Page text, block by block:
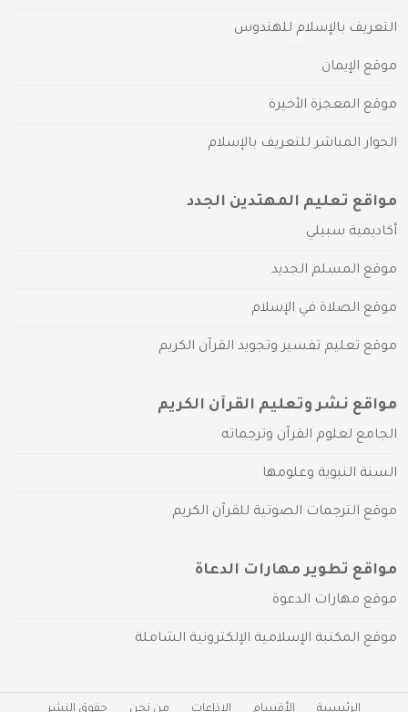
التعريف بالإسلام للهندوس
موقع الإيمان
موقع المعجزة الأخيرة
الحوار المباشر للتعريف بالإسلام
مواقع تعليم المهتدين الجدد
أكاديمية سبيلي
موقع المسلم الجديد
موقع الصلاة في الإسلام
موقع تعليم تفسير وتجويد القرآن الكريم
مواقع نشر وتعليم القرآن الكريم
الجامع لعلوم القرآن وترجماته
السنة النبوية وعلومها
موقع الترجمات الصوتية للقرآن الكريم
مواقع تطوير مهارات الدعاة
موقع مهارات الدعوة
موقع المكتبة الإسلامية الإلكترونية الشاملة